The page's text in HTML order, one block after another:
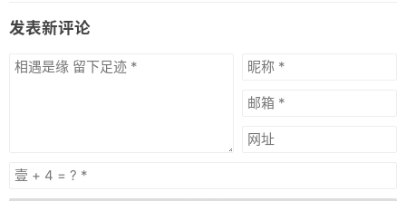
发表新评论